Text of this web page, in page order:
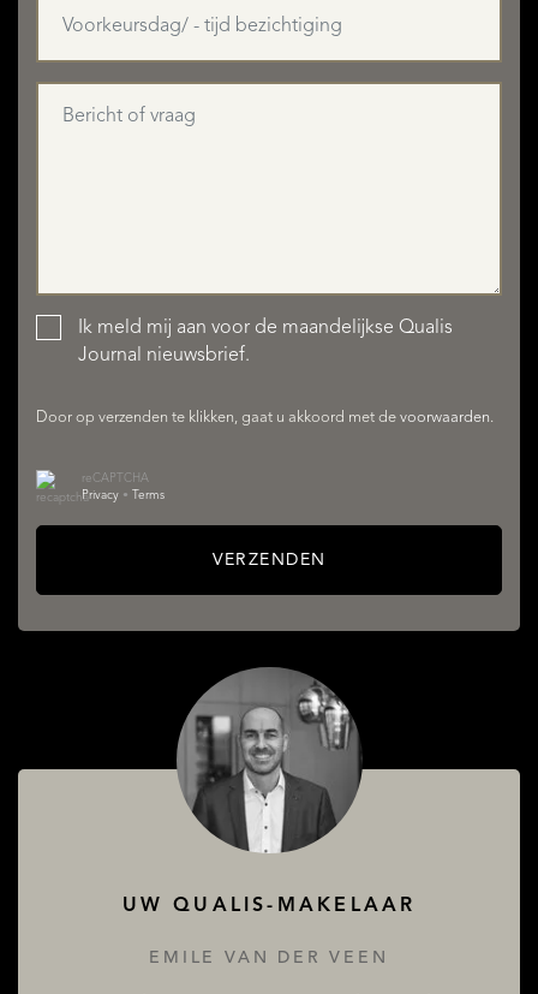
Ik meld mij aan voor de maandelijkse Qualis
Journal nieuwsbrief.
Door op verzenden te klikken, gaat u akkoord met de voorwaarden.
reCAPTCHA
Privacy • Terms
VERZENDEN
UW QUALIS-MAKELAAR
EMILE VAN DER VEEN
AANBOD